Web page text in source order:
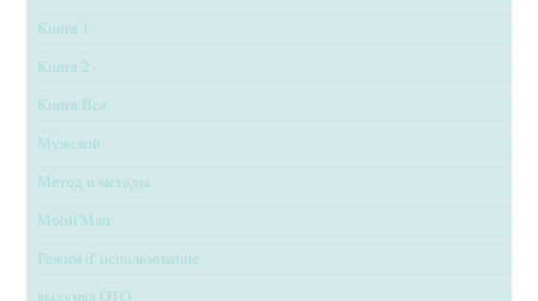
Книга 1
Книга 2
Книга Все
Мужской
Метод и методы
Mobil'Man
Режим d' использование
выдумка ОТО